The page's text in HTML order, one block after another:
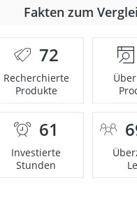
Fakten zum
72
Recherchierte
Produkte
61
Investierte
Stunden